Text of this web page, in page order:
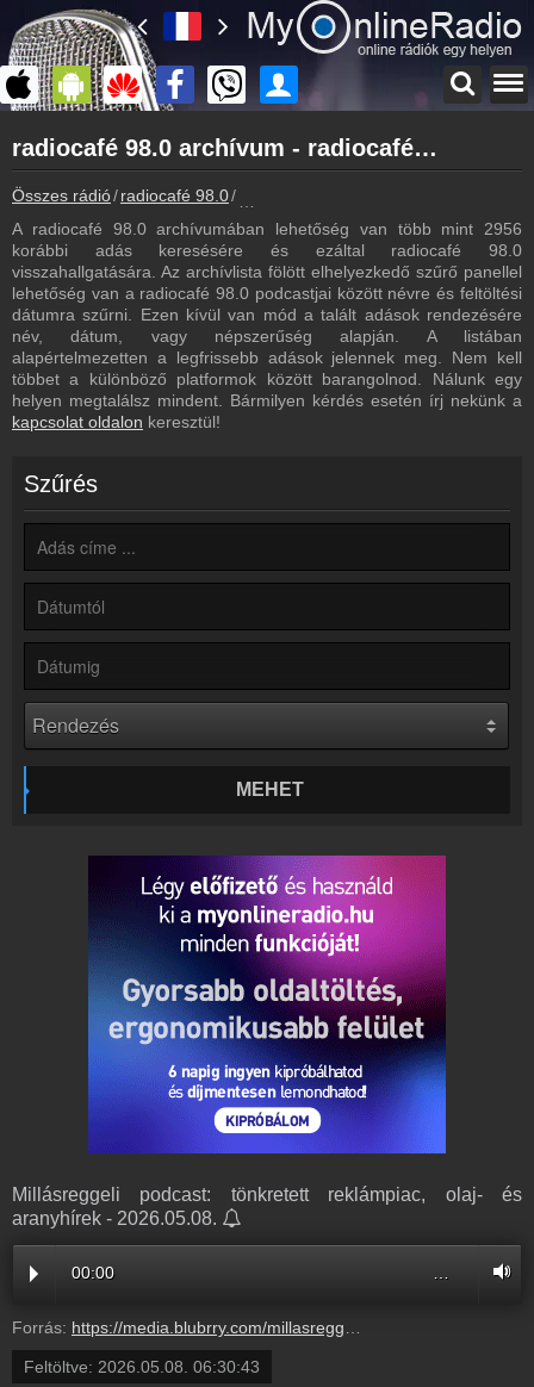
myonlineradio.hu
radiocafé 98.0
Vissza a radiocafé 98.0 oldalára
Bejelentkezés
Hozz létre saját fiókot!
Most szól
Tudd meg mi szólt eddig
Műsorújság
radiocafé 98.0 műsorai
Hírek
Kapcsolat
Írj nekünk!
Partnerek
Rádiós partnerek
Ágyazd be weboldaladba
Készítés lépésről lépésre
radiocafé 98.0 archívum - radiocafé 98.0 podcasts - radiocafé 98.0 visszahallgatás
Összes rádió radiocafé 98.0
A radiocafé 98.0 archívumában lehetőség van több mint 2956
korábbi adás keresésére és ezáltal radiocafé 98.0
visszahallgatására. Az archívlista fölött elhelyezkedő szűrő panellel
lehetőség van a radiocafé 98.0 podcastjai között névre és feltöltési
dátumra szűrni. Ezen kívül van mód a talált adások rendezésére
név, dátum, vagy népszerűség alapján. A listában
alapértelmezetten a legfrissebb adások jelennek meg. Nem kell
többet a különböző platformok között barangolnod. Nálunk egy
helyen megtalálsz mindent. Bármilyen kérdés esetén írj nekünk a
kapcsolat oldalon keresztül!
Szűrés
MEHET
Millásreggeli podcast: tönkretett reklámpiac, olaj- és
aranyhírek - 2026.05.08.
00:00
Forrás: https://media.blubrry.com/millasreggeli/millasreggeli.hu/wp-content/uploads/2026/05/cafe_radiocafe98_20260508-0700_OK.mp3
Feltöltve: 2026.05.08. 06:30:43